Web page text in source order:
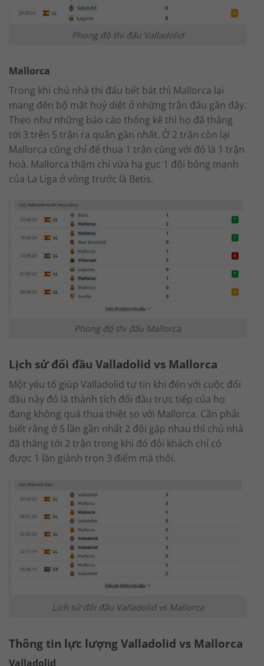
Phong độ thi đấu Valladolid
Mallorca
Trong khi chủ nhà thi đấu bết bát thì Mallorca lại
mang đến bộ mặt huỷ diệt ở những trận đấu gần đây.
Theo như những báo cáo thống kê thì họ đã thắng
tới 3 trên 5 trận ra quân gần nhất. Ở 2 trận còn lại
Mallorca cũng chỉ để thua 1 trận cùng với đó là 1 trận
hoà. Mallorca thậm chí vừa hạ gục 1 đội bóng mạnh
của La Liga ở vòng trước là Betis.
Phong độ thi đấu Mallorca
Lịch sử đối đầu Valladolid vs Mallorca
Một yếu tố giúp Valladolid tự tin khi đến với cuộc đối
đầu này đó là thành tích đối đầu trực tiếp của họ
đang không quá thua thiệt so với Mallorca. Cần phải
biết rằng ở 5 lần gần nhất 2 đội gặp nhau thì chủ nhà
đã thắng tới 2 trận trong khi đó đội khách chỉ có
được 1 lần giành trọn 3 điểm mà thôi.
Lịch sử đối đầu Valladolid vs Mallorca
Thông tin lực lượng Valladolid vs Mallorca
Valladolid